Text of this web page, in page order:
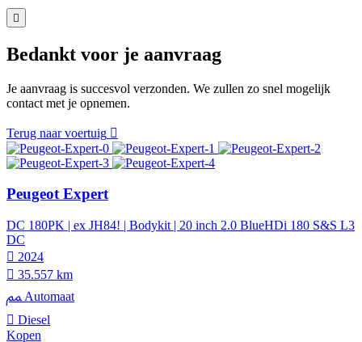
Bedankt voor je aanvraag
Je aanvraag is succesvol verzonden. We zullen zo snel mogelijk
contact met je opnemen.
Terug naar voertuig
Peugeot Expert
DC 180PK | ex JH84! | Bodykit | 20 inch 2.0 BlueHDi 180 S&S L3
DC
2024
35.557 km
Automaat
Diesel
Kopen